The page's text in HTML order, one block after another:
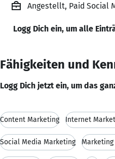
Angestellt, Paid Social
Logg Dich ein, um alle
Fähigkeiten und
Logg Dich jetzt ein, um das
Content Marketing Internet
Social Media Marketing